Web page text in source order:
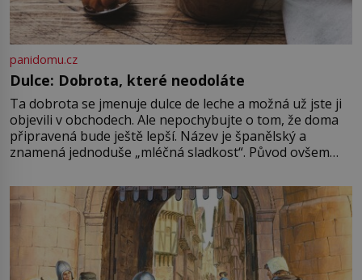
panidomu.cz
Dulce: Dobrota, které neodoláte
Ta dobrota se jmenuje dulce de leche a možná už jste ji
objevili v obchodech. Ale nepochybujte o tom, že doma
připravená bude ještě lepší. Název je španělský a
znamená jednoduše „mléčná sladkost“. Původ ovšem
pře hned několik latinskoamerických zemí a k tomu
Francie, kde se traduje,